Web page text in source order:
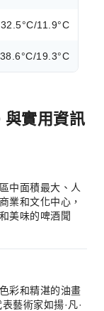
32.5°C/11.9°C
38.6°C/19.3°C
與實用資訊
中面積最大、人
業和文化中心，
美味的啤酒聞
彩和精湛的油畫
藝術家如揚·凡·